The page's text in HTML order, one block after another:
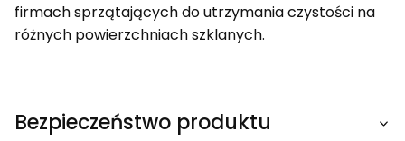
firmach sprzątających do utrzymania czystości na
różnych powierzchniach szklanych.
Bezpieczeństwo produktu